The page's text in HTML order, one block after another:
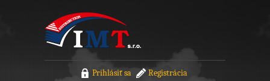
Prihlásiť sa Registrácia